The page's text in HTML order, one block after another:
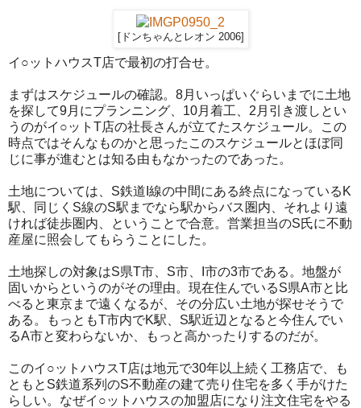
[ドンちゃんとレオン 2006]
イ○ットハウスT店で最初の打合せ。
まずはスケジュールの確認。8月いっぱいぐらいまでに土地
を探して9月にプランニング、10月着工、2月引き渡しとい
うのがイ○ットT店の社長さんが立てたスケジュール。この
時点ではそんなものかと思ったこのスケジュールとほぼ同
じに事が進むとは知る由もなかったのであった。
土地については、S鉄道I線の中間にある終点になっているK
駅、同じくS線のS駅までなら駅からバス圏内、それより遠
ければ徒歩圏内、ということで合意。営業担当のS氏に不動
産屋に照会してもらうことにした。
土地探しの対象はS県T市、S市、I市の3市である。地盤が
固いからというのがその理由。現在住んでいるS県A市と比
べると東京まで遠くなるが、その分広い土地が探せそうで
ある。もっともT市内でK駅、S駅近辺となると今住んでい
るA市と変わらないか、もっと高かったりするのだが。
このイ○ットハウスT店は地元で30年以上続く工務店で、も
ともとS鉄道系列のS不動産の建て売り住宅を多く手がけた
らしい。なぜイ○ットハウスの加盟店になり注文住宅をやる